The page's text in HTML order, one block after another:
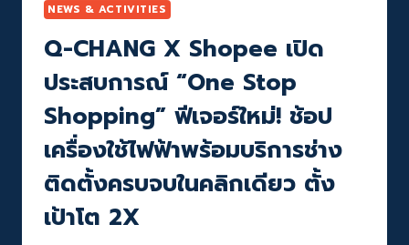
NEWS & ACTIVITIES
Q-CHANG X Shopee เปิด
ประสบการณ์ “One Stop
Shopping” ฟีเจอร์ใหม่! ช้อป
เครื่องใช้ไฟฟ้าพร้อมบริการช่าง
ติดตั้งครบจบในคลิกเดียว ตั้ง
เป้าโต 2X